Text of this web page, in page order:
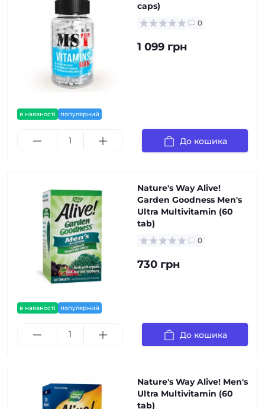
в наявності популярний
caps)
0
1 099 грн
До кошика
в наявності популярний
Nature's Way Alive!
Garden Goodness Men's
Ultra Multivitamin (60
tab)
0
730 грн
До кошика
Nature's Way Alive! Men's
Ultra Multivitamin (60
tab)